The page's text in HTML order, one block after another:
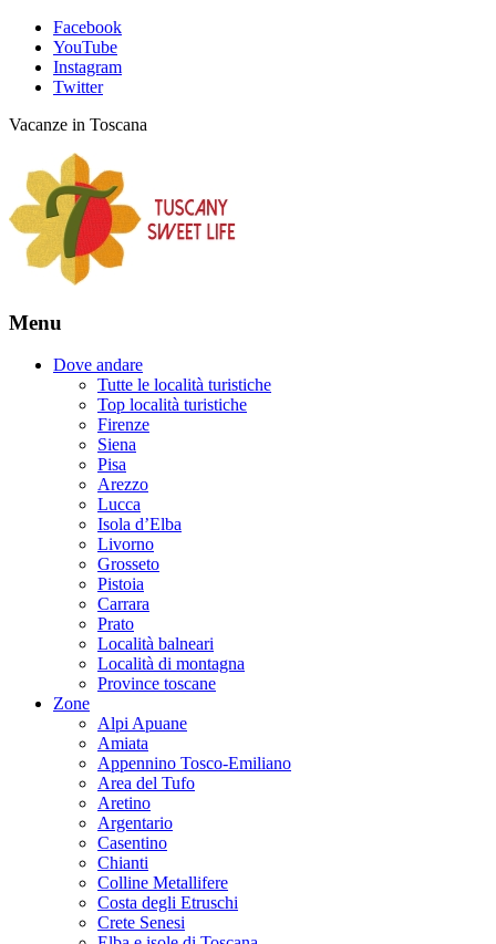
Facebook
YouTube
Instagram
Twitter
Vacanze in Toscana
Menu
Dove andare
Tutte le località turistiche
Top località turistiche
Firenze
Siena
Pisa
Arezzo
Lucca
Isola d’Elba
Livorno
Grosseto
Pistoia
Carrara
Prato
Località balneari
Località di montagna
Province toscane
Zone
Alpi Apuane
Amiata
Appennino Tosco-Emiliano
Area del Tufo
Aretino
Argentario
Casentino
Chianti
Colline Metallifere
Costa degli Etruschi
Crete Senesi